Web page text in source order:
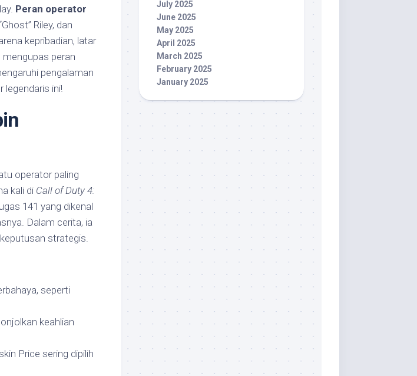
Peran operator
Riley, dan
kepribadian, latar
mengupas peran
pengalaman
legendaris ini!
operator paling
kali di Call of Duty 4:
141 yang dikenal
Dalam cerita, ia
strategis.
seperti
keahlian
Price sering dipilih
July 2025
June 2025
May 2025
April 2025
March 2025
February 2025
January 2025